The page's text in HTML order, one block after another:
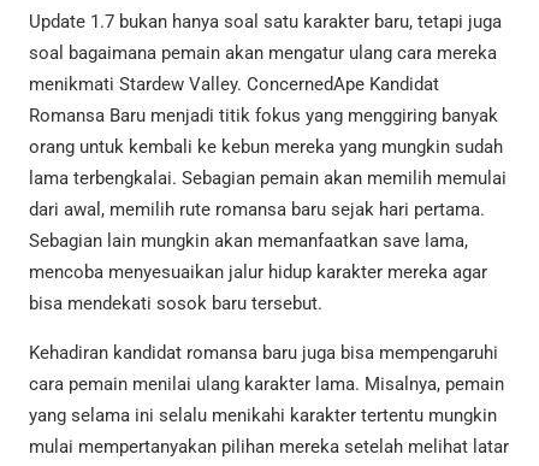
Update 1.7 bukan hanya soal satu karakter baru, tetapi juga
soal bagaimana pemain akan mengatur ulang cara mereka
menikmati Stardew Valley. ConcernedApe Kandidat
Romansa Baru menjadi titik fokus yang menggiring banyak
orang untuk kembali ke kebun mereka yang mungkin sudah
lama terbengkalai. Sebagian pemain akan memilih memulai
dari awal, memilih rute romansa baru sejak hari pertama.
Sebagian lain mungkin akan memanfaatkan save lama,
mencoba menyesuaikan jalur hidup karakter mereka agar
bisa mendekati sosok baru tersebut.
Kehadiran kandidat romansa baru juga bisa mempengaruhi
cara pemain menilai ulang karakter lama. Misalnya, pemain
yang selama ini selalu menikahi karakter tertentu mungkin
mulai mempertanyakan pilihan mereka setelah melihat latar